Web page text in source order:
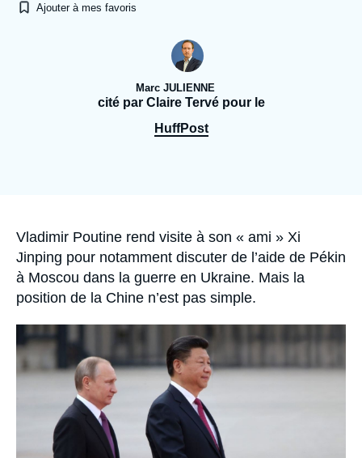
Se connecter
Ajouter à mes favoris
Marc JULIENNE
cité par Claire Tervé pour le
HuffPost
Accroche
Vladimir Poutine rend visite à son « ami » Xi
Jinping pour notamment discuter de l’aide de Pékin
à Moscou dans la guerre en Ukraine. Mais la
position de la Chine n’est pas simple.
principale
médiatique